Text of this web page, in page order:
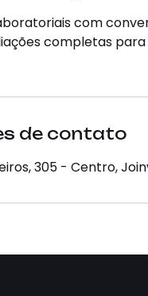
com
completas
de contato
305 - Centro,